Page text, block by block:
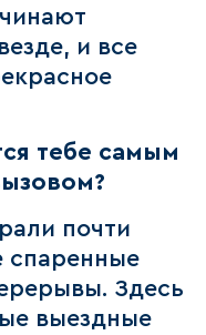
и все
тебе самым
почти
спаренные
Здесь
выездные